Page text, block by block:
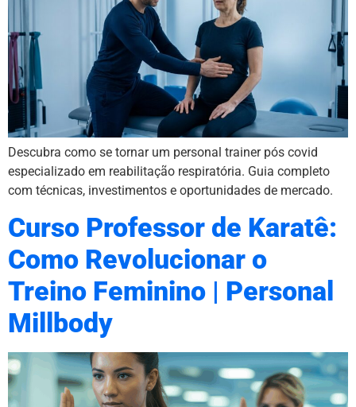
Descubra como se tornar um personal trainer pós covid
especializado em reabilitação respiratória. Guia completo
com técnicas, investimentos e oportunidades de mercado.
Curso Professor de Karatê:
Como Revolucionar o
Treino Feminino | Personal
Millbody